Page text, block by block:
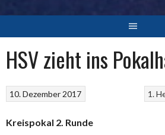
HSV zieht ins
1.
10. Dezember 2017
Kreispokal 2. Runde